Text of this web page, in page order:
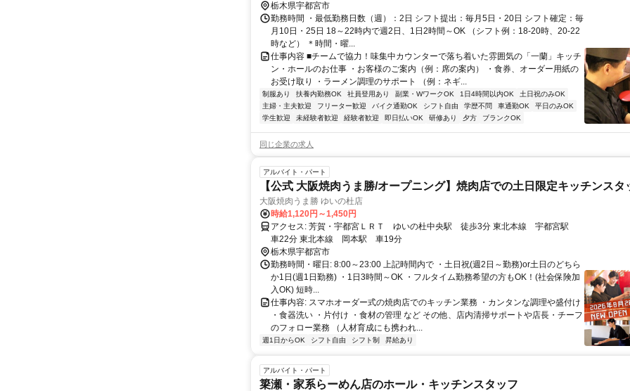
栃木県宇都宮市
勤務時間 ・最低勤務日数（週）：2日 シフト提出：毎月5日・20日 シフト確定：毎
月10日・25日 18～22時内で週2日、1日2時間～OK （シフト例：18-20時、20-22
時など） ＊時間・曜...
仕事内容 ■チームで協力！味集中カウンターで落ち着いた雰囲気の「一蘭」キッチ
ン・ホールのお仕事 ・お客様のご案内（例：席の案内） ・食券、オーダー用紙の
お受け取り ・ラーメン調理のサポート （例：ネギ...
制服あり 扶養内勤務OK 社員登用あり 副業・WワークOK 1日4時間以内OK
土日祝のみOK
主婦・主夫歓迎
フリーター歓迎 バイク通勤OK シフト自由 学歴不問 車通勤OK
平日のみOK
学生歓迎
未経験者歓迎 経験者歓迎 即日払いOK 研修あり 夕方 ブランクOK
同じ企業の求人
アルバイト・パート
【公式 大阪焼肉うま勝/オープニング】焼肉店での土日限定キッチンスタ
大阪焼肉うま勝 ゆいの杜店
時給1,120円～1,450円
アクセス: 芳賀・宇都宮ＬＲＴ ゆいの杜中央駅 徒歩3分 東北本線 宇都宮駅
車22分 東北本線 岡本駅 車19分
栃木県宇都宮市
勤務時間・曜日: 8:00～23:00 上記時間内で ・土日祝(週2日～勤務)or土日のどちら
か1日(週1日勤務) ・1日3時間～OK ・フルタイム勤務希望の方もOK！(社会保険加
入OK) 短時...
仕事内容: スマホオーダー式の焼肉店でのキッチン業務 ・カンタンな調理や盛付け
・食器洗い ・片付け ・食材の管理 など その他、店内清掃サポートや店長・チーフ
のフォロー業務 （人材育成にも携われ...
週1日からOK シフト自由 シフト制 昇給あり
アルバイト・パート
簗瀬・家系らーめん店のホール・キッチンスタッフ